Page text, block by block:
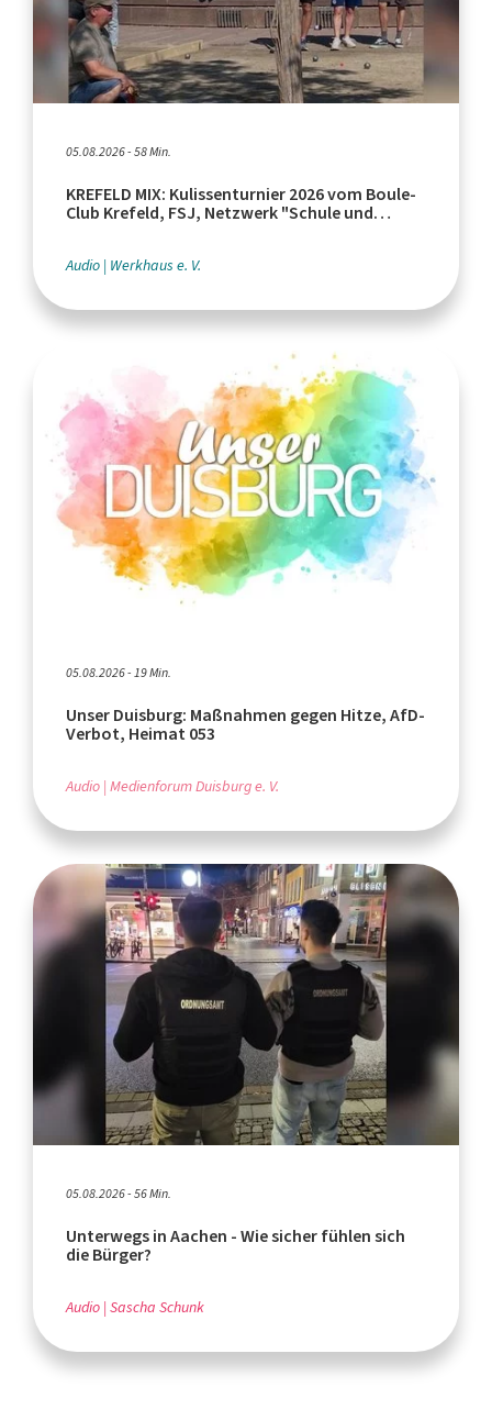
05.08.2026 - 58 Min.
KREFELD MIX: Kulissenturnier 2026 vom Boule-
Club Krefeld, FSJ, Netzwerk "Schule und
Audio Werkhaus e. V.
05.08.2026 - 19 Min.
Unser Duisburg: Maßnahmen gegen Hitze, AfD-
Verbot, Heimat 053
Audio Medienforum Duisburg e. V.
05.08.2026 - 56 Min.
Unterwegs in Aachen - Wie sicher fühlen sich
die Bürger?
Audio Sascha Schunk